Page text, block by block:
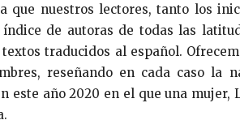
que nuestros lectores, tanto los
de autoras de todas las
traducidos al español.
reseñando en cada caso la
este año 2020 en el que una mujer,